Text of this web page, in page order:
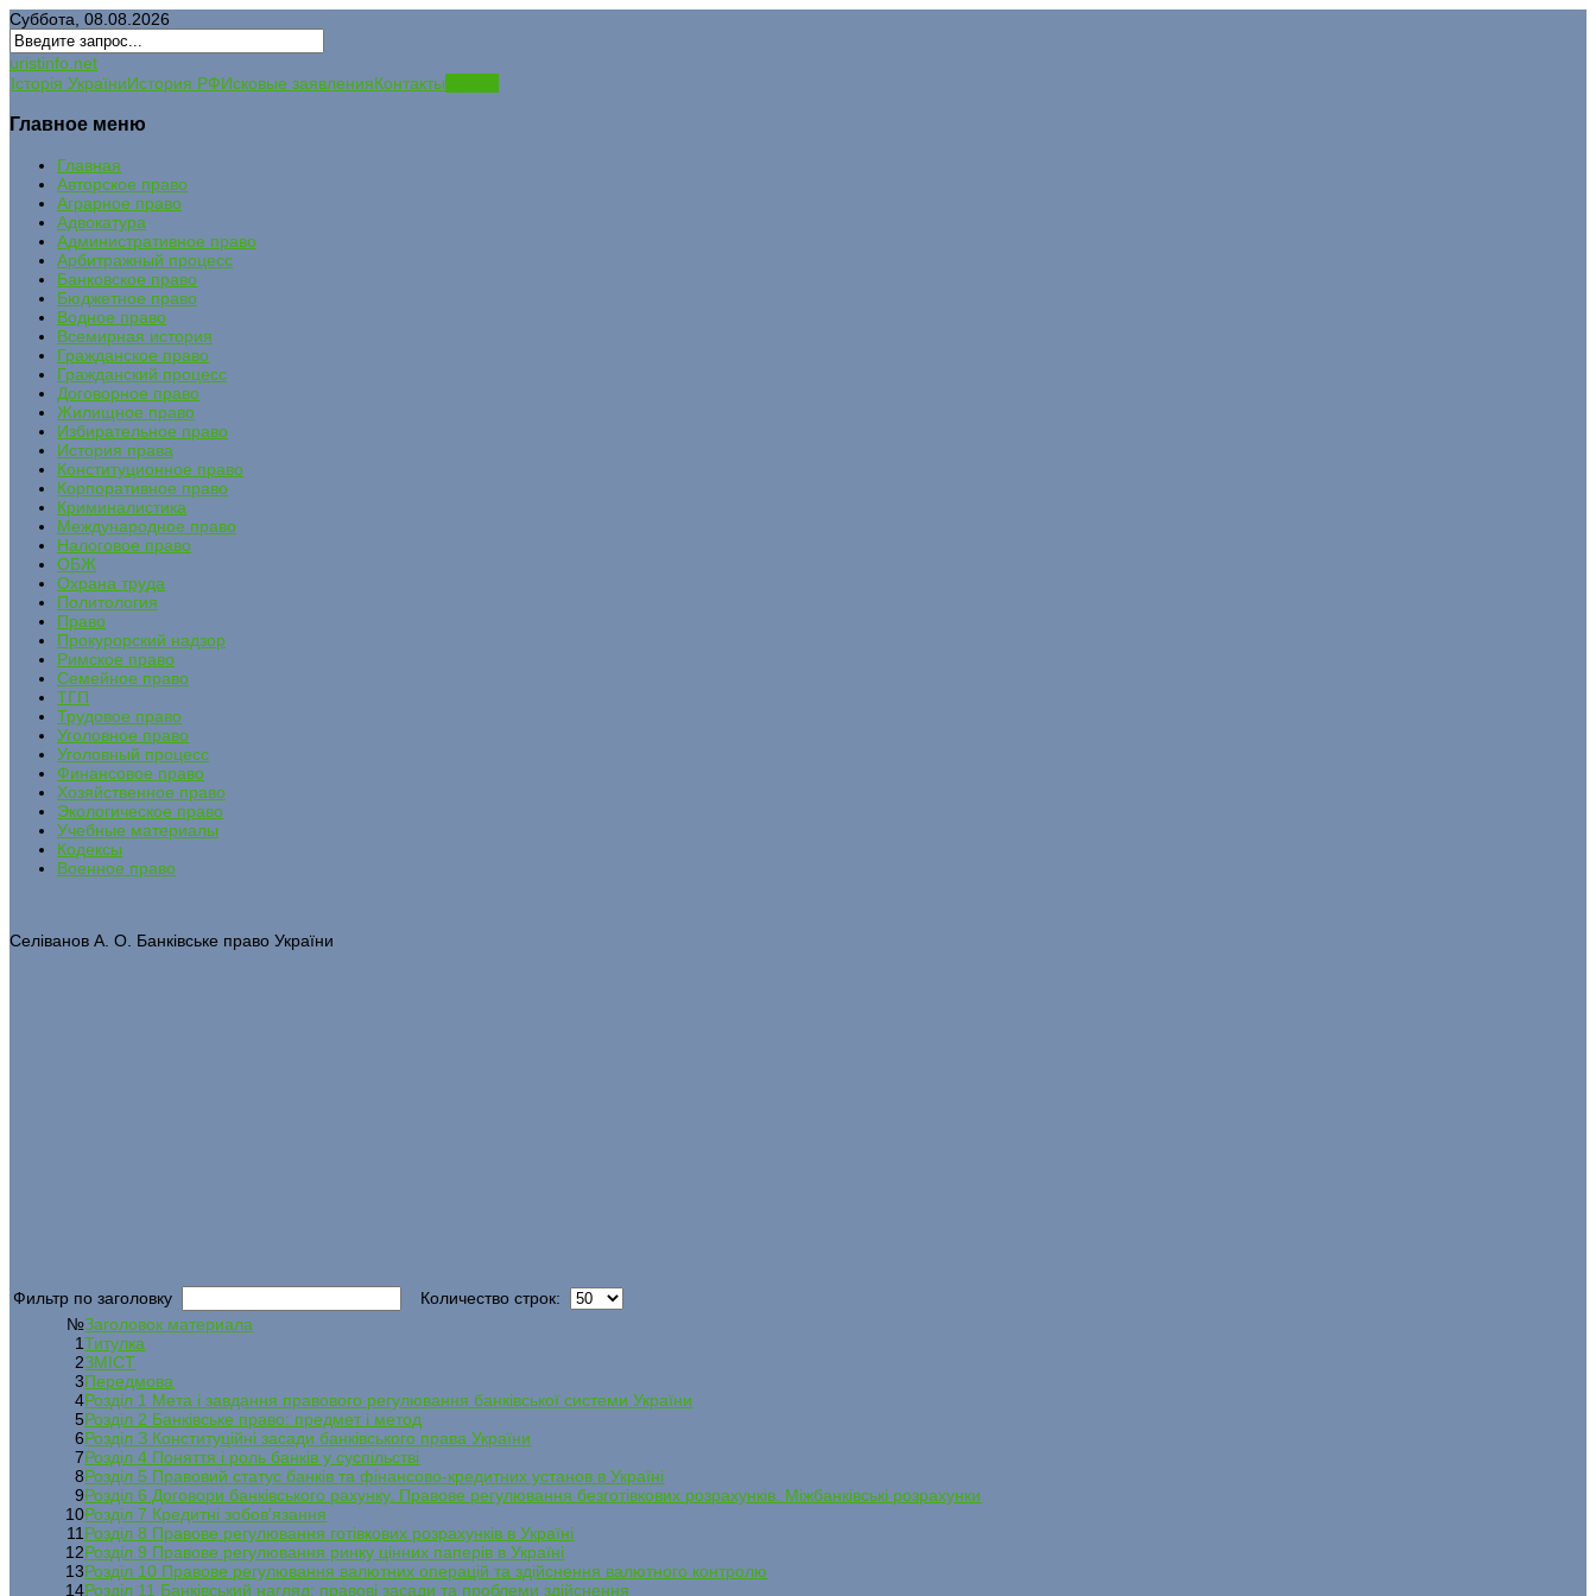
Суббота, 08.08.2026
uristinfo.net
Історія УкраїниИстория РФИсковые заявленияКонтакты
Главное меню
Главная
Авторское право
Аграрное право
Адвокатура
Административное право
Арбитражный процесс
Банковское право
Бюджетное право
Водное право
Всемирная история
Гражданское право
Гражданский процесс
Договорное право
Жилищное право
Избирательное право
История права
Конституционное право
Корпоративное право
Криминалистика
Международное право
Налоговое право
ОБЖ
Охрана труда
Политология
Право
Прокурорский надзор
Римское право
Семейное право
ТГП
Трудовое право
Уголовное право
Уголовный процесс
Финансовое право
Хозяйственное право
Экологическое право
Учебные материалы
Кодексы
Военное право
Селіванов А. О. Банківське право України
Фильтр по заголовку
Количество строк:
№Заголовок материала
1Титулка
2ЗМІСТ
3Передмова
4Розділ 1 Мета і завдання правового регулювання банківської системи України
5Розділ 2 Банківське право: предмет і метод
6Розділ З Конституційні засади банківського права України
7Розділ 4 Поняття і роль банків у суспільстві
8Розділ 5 Правовий статус банків та фінансово-кредитних установ в Україні
9Розділ 6 Договори банківського рахунку. Правове регулювання безготівкових розрахунків. Міжбанківські розрахунки
10Розділ 7 Кредитні зобов'язання
11 Розділ 8 Правове регулювання готівкових розрахунків в Україні
12Розділ 9 Правове регулювання ринку цінних паперів в Україні
13Розділ 10 Правове регулювання валютних операцій та здійснення валютного контролю
14Розділ 11 Банківський нагляд: правові засади та проблеми здійснення